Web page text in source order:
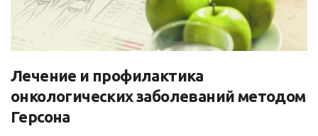
Лечение и профилактика
онкологических заболеваний методом
Герсона